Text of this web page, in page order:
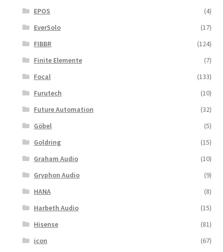
EPOS
(4)
EverSolo
(17)
FIBBR
(124)
Finite Elemente
(7)
Focal
(133)
Furutech
(10)
Future Automation
(32)
Göbel
(5)
Goldring
(15)
Graham Audio
(10)
Gryphon Audio
(9)
HANA
(8)
Harbeth Audio
(15)
Hisense
(81)
icon
(67)